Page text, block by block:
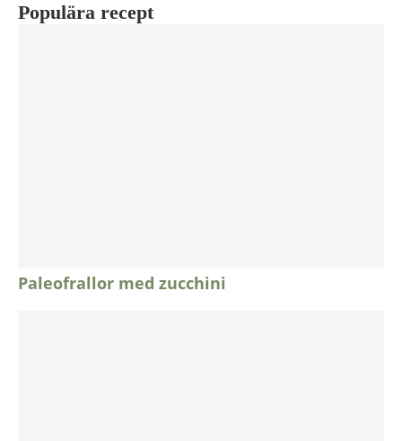
Populära recept
Paleofrallor med zucchini